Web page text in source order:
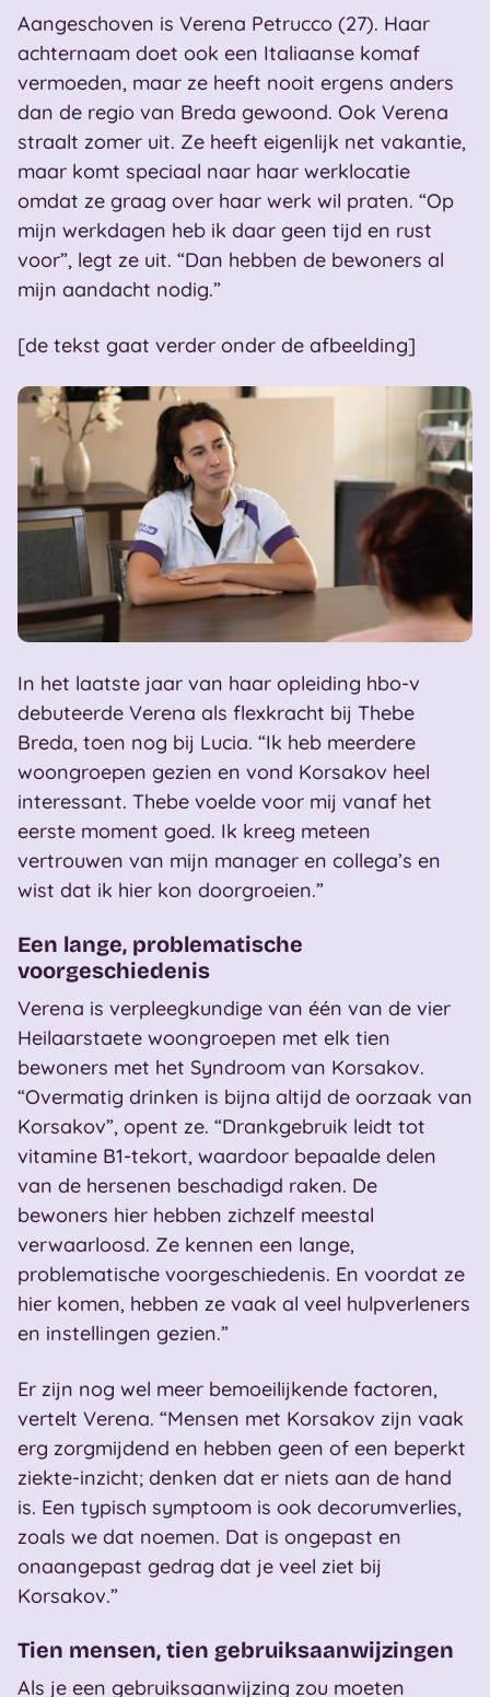
Aangeschoven is Verena Petrucco (27). Haar
achternaam doet ook een Italiaanse komaf
vermoeden, maar ze heeft nooit ergens anders
dan de regio van Breda gewoond. Ook Verena
straalt zomer uit. Ze heeft eigenlijk net vakantie,
maar komt speciaal naar haar werklocatie
omdat ze graag over haar werk wil praten. “Op
mijn werkdagen heb ik daar geen tijd en rust
voor”, legt ze uit. “Dan hebben de bewoners al
mijn aandacht nodig.”
[de tekst gaat verder onder de afbeelding]
In het laatste jaar van haar opleiding hbo-v
debuteerde Verena als flexkracht bij Thebe
Breda, toen nog bij Lucia. “Ik heb meerdere
woongroepen gezien en vond Korsakov heel
interessant. Thebe voelde voor mij vanaf het
eerste moment goed. Ik kreeg meteen
vertrouwen van mijn manager en collega’s en
wist dat ik hier kon doorgroeien.”
Een lange, problematische
voorgeschiedenis
Verena is verpleegkundige van één van de vier
Heilaarstaete woongroepen met elk tien
bewoners met het Syndroom van Korsakov.
“Overmatig drinken is bijna altijd de oorzaak van
Korsakov”, opent ze. “Drankgebruik leidt tot
vitamine B1-tekort, waardoor bepaalde delen
van de hersenen beschadigd raken. De
bewoners hier hebben zichzelf meestal
verwaarloosd. Ze kennen een lange,
problematische voorgeschiedenis. En voordat ze
hier komen, hebben ze vaak al veel hulpverleners
en instellingen gezien.”
Er zijn nog wel meer bemoeilijkende factoren,
vertelt Verena. “Mensen met Korsakov zijn vaak
erg zorgmijdend en hebben geen of een beperkt
ziekte-inzicht; denken dat er niets aan de hand
is. Een typisch symptoom is ook decorumverlies,
zoals we dat noemen. Dat is ongepast en
onaangepast gedrag dat je veel ziet bij
Korsakov.”
Tien mensen, tien gebruiksaanwijzingen
Als je een gebruiksaanwijzing zou moeten